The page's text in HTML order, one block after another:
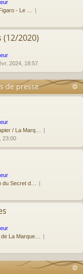
- Le …
(12/2020)
2024, 18:57
de presse
/ La Marq…
23:00
du Secret d…
La Marque…